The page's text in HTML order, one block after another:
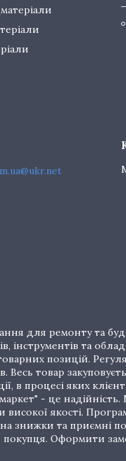
для ремонту та
інструментів та
позицій.
товар
в процесі яких
- це
якості.
знижки та приємні
покупця. Оформити